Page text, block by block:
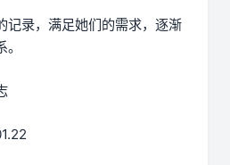
记录，满足她们的需求，逐渐